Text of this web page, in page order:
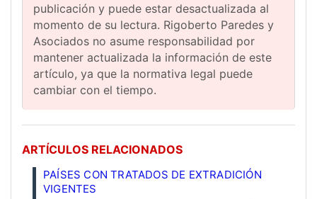
publicación y puede estar desactualizada al
momento de su lectura. Rigoberto Paredes y
Asociados no asume responsabilidad por
mantener actualizada la información de este
artículo, ya que la normativa legal puede
cambiar con el tiempo.
ARTÍCULOS RELACIONADOS
PAÍSES CON TRATADOS DE EXTRADICIÓN
VIGENTES